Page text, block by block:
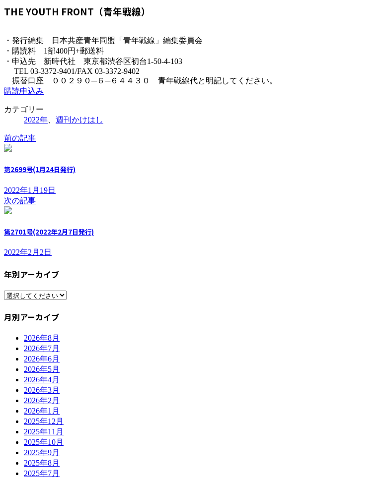
THE YOUTH FRONT（青年戦線）
・発行編集 日本共産青年同盟「青年戦線」編集委員会
・購読料 1部400円+郵送料
・申込先 新時代社 東京都渋谷区初台1-50-4-103
TEL 03-3372-9401/FAX 03-3372-9402
振替口座 ００２９０─６─６４４３０ 青年戦線代と明記してください。
購読申込み
カテゴリー
2022年
週刊かけはし
前の記事
第2699号(1月24日発行)
2022年1月19日
次の記事
第2701号(2022年2月7日発行)
2022年2月2日
年別アーカイブ
月別アーカイブ
2026年8月
2026年7月
2026年6月
2026年5月
2026年4月
2026年3月
2026年2月
2026年1月
2025年12月
2025年11月
2025年10月
2025年9月
2025年8月
2025年7月